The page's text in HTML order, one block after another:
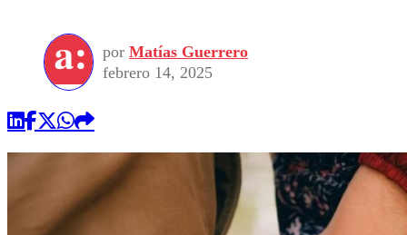
Torneo Internacional
Torneo Nacional
Internacional
Nacional
Programas
Comercial
por Matías Guerrero
febrero 14, 2025